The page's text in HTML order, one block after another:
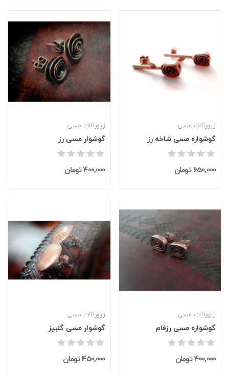
زیورآلات مسی
گوشواره مسی شاخه رز
650,000 تومان
زیورآلات مسی
گوشوار مسی رز
400,000 تومان
زیورآلات مسی
گوشواره مسی رزفام
400,000 تومان
زیورآلات مسی
گوشوار مسی گلبیز
450,000 تومان